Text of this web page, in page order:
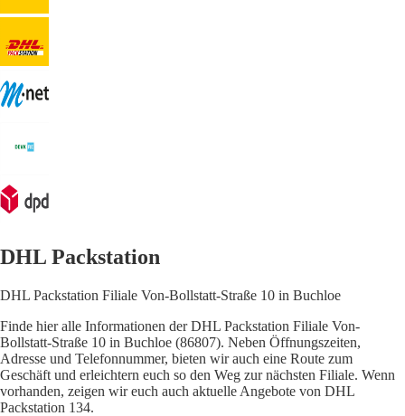
DHL Packstation
DHL Packstation Filiale Von-Bollstatt-Straße 10 in Buchloe
Finde hier alle Informationen der DHL Packstation Filiale Von-
Bollstatt-Straße 10 in Buchloe (86807). Neben Öffnungszeiten,
Adresse und Telefonnummer, bieten wir auch eine Route zum
Geschäft und erleichtern euch so den Weg zur nächsten Filiale. Wenn
vorhanden, zeigen wir euch auch aktuelle Angebote von DHL
Packstation 134.